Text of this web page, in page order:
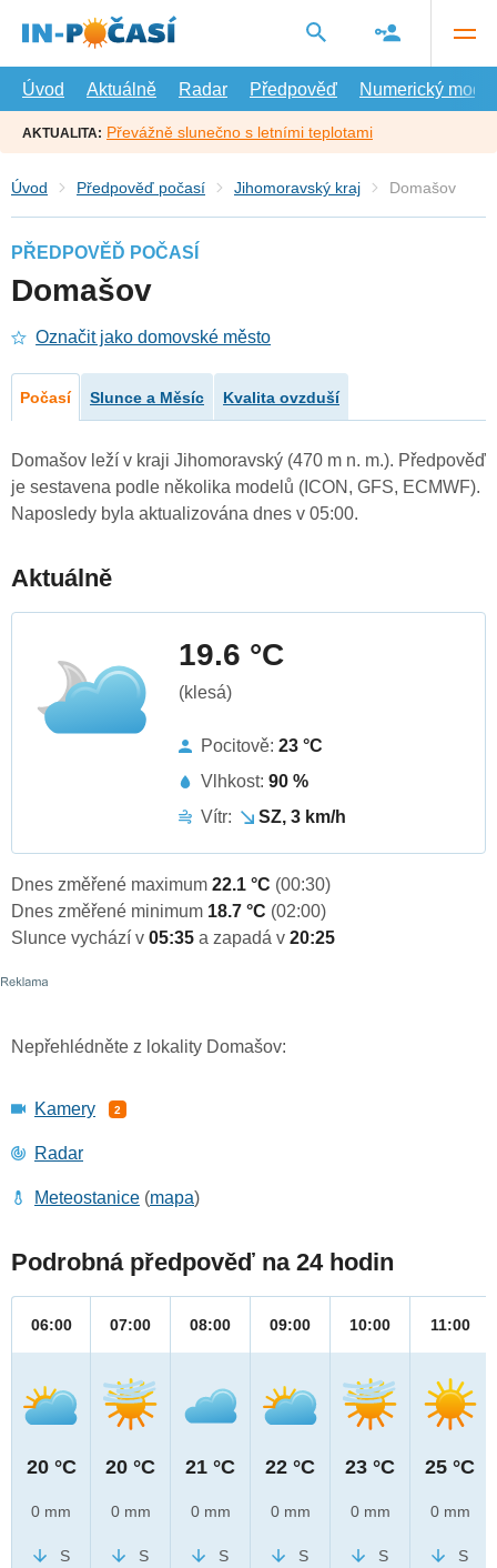
hlavní
Úvod
Aktuálně Radar Předpověď Numerický model
AKTUALITA: Převážně slunečno s letními teplotami
Úvod Předpověď počasí Jihomoravský kraj Domašov
PŘEDPOVĚĎ POČASÍ
Domašov
Označit jako domovské město
Počasí Slunce a Měsíc Kvalita ovzduší
Domašov leží v kraji Jihomoravský (470 m n. m.). Předpověď
je sestavena podle několika modelů (ICON, GFS, ECMWF).
Naposledy byla aktualizována dnes v 05:00.
Aktuálně
19.6 °C
(klesá)
Pocitově: 23 °C
Vlhkost: 90 %
Vítr:
SZ, 3 km/h
Dnes změřené maximum 22.1 °C (00:30)
Dnes změřené minimum 18.7 °C (02:00)
Slunce vychází v 05:35 a zapadá v 20:25
Nepřehlédněte z lokality Domašov:
Kamery 2
Radar
Meteostanice (mapa)
Podrobná předpověď na 24 hodin
06:00
20 °C
0 mm
S
07:00
20 °C
0 mm
S
08:00
21 °C
0 mm
S
09:00
22 °C
0 mm
S
10:00
23 °C
0 mm
S
11:00
25 °C
0 mm
S